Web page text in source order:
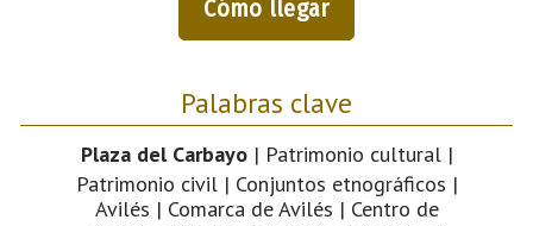
Cómo llegar
Palabras clave
Plaza del Carbayo| Patrimonio cultural |
Patrimonio civil | Conjuntos etnográficos |
Avilés | Comarca de Avilés | Centro de